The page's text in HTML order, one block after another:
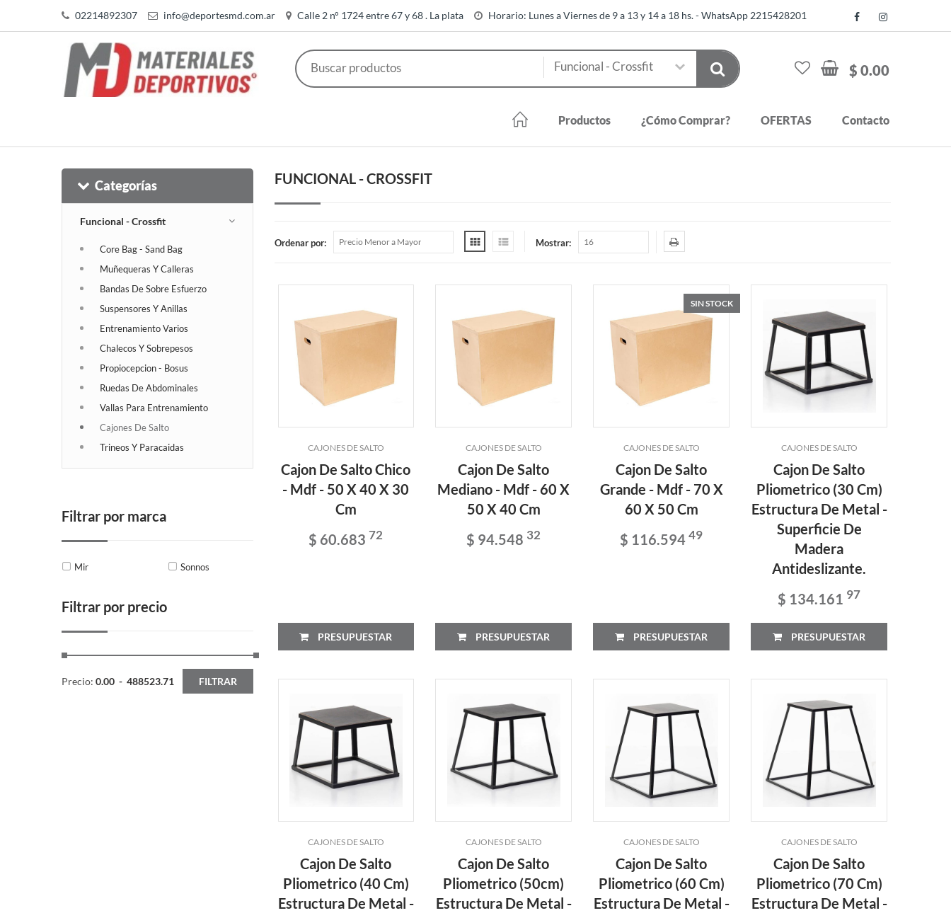
02214892307 info@deportesmd.com.ar Calle 2 n° 1724 entre 67 y 68 . La plata Horario: Lunes a Viernes de 9 a 13 y 14 a 18 hs. - WhatsApp 2215428201
$ 0.00
Productos ¿Cómo Comprar? OFERTAS Contacto
Categorías
Funcional - Crossfit
Core Bag - Sand Bag
Muñequeras Y Calleras
Bandas De Sobre Esfuerzo
Suspensores Y Anillas
Entrenamiento Varios
Chalecos Y Sobrepesos
Propiocepcion - Bosus
Ruedas De Abdominales
Vallas Para Entrenamiento
Cajones De Salto
Trineos Y Paracaidas
Filtrar por marca
Mir Sonnos
Filtrar por precio
Precio: 0.00 - 488523.71 FILTRAR
FUNCIONAL - CROSSFIT
Ordenar por: Mostrar:
CAJONES DE SALTO
Cajon De Salto Chico
- Mdf - 50 X 40 X 30
Cm
$ 60.683 72
PRESUPUESTAR
CAJONES DE SALTO
Cajon De Salto
Mediano - Mdf - 60 X
50 X 40 Cm
$ 94.548 32
PRESUPUESTAR
SIN STOCK
CAJONES DE SALTO
Cajon De Salto
Grande - Mdf - 70 X
60 X 50 Cm
$ 116.59449
PRESUPUESTAR
CAJONES DE SALTO
Cajon De Salto
Pliometrico (30 Cm)
Estructura De Metal -
Superficie De
Madera
Antideslizante.
$ 134.161 97
PRESUPUESTAR
CAJONES DE SALTO
Cajon De Salto
Pliometrico (40 Cm)
Estructura De Metal -
CAJONES DE SALTO
Cajon De Salto
Pliometrico (50cm)
Estructura De Metal -
CAJONES DE SALTO
Cajon De Salto
Pliometrico (60 Cm)
Estructura De Metal -
CAJONES DE SALTO
Cajon De Salto
Pliometrico (70 Cm)
Estructura De Metal -